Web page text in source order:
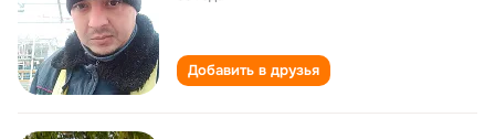
Добавить в друзья